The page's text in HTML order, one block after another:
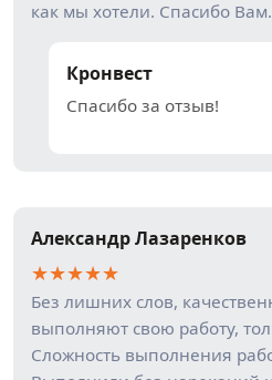
как мы хотели. Спасибо Вам.
Кронвест
Спасибо за отзыв!
Александр Лазаренков
★★★★★
Без лишних слов,
выполняют свою работу,
Сложность выполнения